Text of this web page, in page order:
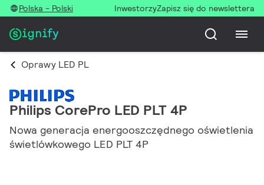
Polska - Polski InwestorzyZapisz się do newslettera
Oprawy LED PL
Philips CorePro LED PLT 4P
Nowa generacja energooszczędnego oświetlenia
świetlówkowego LED PLT 4P